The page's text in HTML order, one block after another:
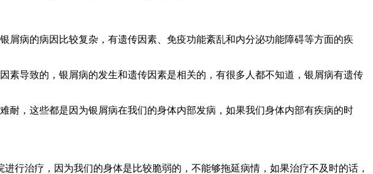
屑病的病因比较复杂，有遗传因素、免疫功能紊乱和内分泌功能障碍等方面的疾
素导致的，银屑病的发生和遗传因素是相关的，有很多人都不知道，银屑病有遗传
，这些都是因为银屑病在我们的身体内部发病，如果我们身体内部有疾病的时
行治疗，因为我们的身体是比较脆弱的，不能够拖延病情，如果治疗不及时的话，